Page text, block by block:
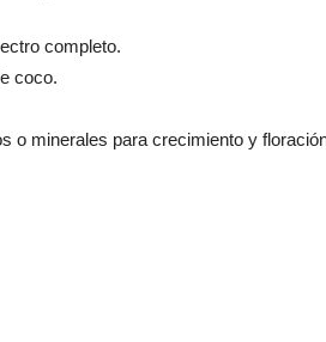
completo.
coco.
o minerales para crecimiento y